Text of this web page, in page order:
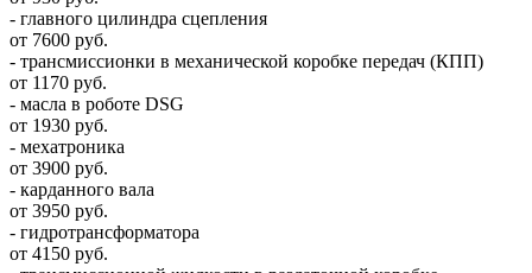
- главного цилиндра сцепления
от 7600 руб.
- трансмиссионки в механической коробке передач (КПП)
от 1170 руб.
- масла в роботе DSG
от 1930 руб.
- мехатроника
от 3900 руб.
- карданного вала
от 3950 руб.
- гидротрансформатора
от 4150 руб.